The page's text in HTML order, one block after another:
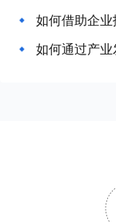
如何借助企
如何通过产